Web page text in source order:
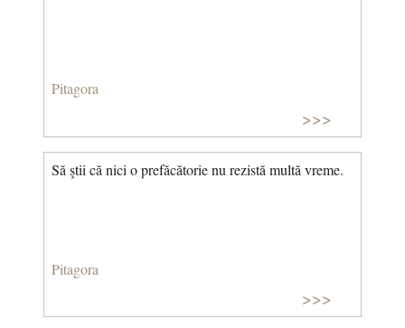
Pitagora
>>>
Să ştii că nici o prefăcătorie nu rezistă multă vreme.
Pitagora
>>>